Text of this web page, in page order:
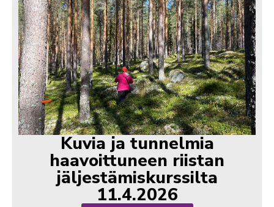
Kuvia ja tunnelmia
haavoittuneen riistan
jäljestämiskurssilta
11.4.2026